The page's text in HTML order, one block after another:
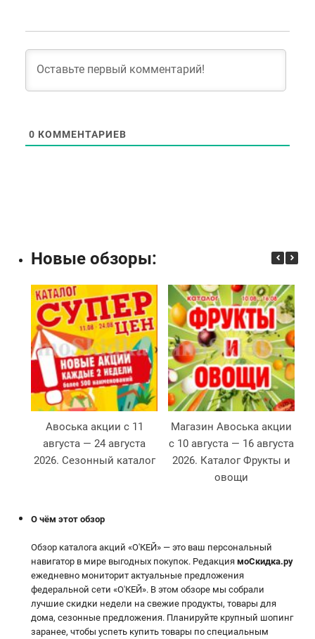
0 КОММЕНТАРИЕВ
Новые обзоры:
Авоська акции с 11
августа — 24 августа
2026. Сезонный каталог
Магазин Авоська акции
с 10 августа — 16 августа
2026. Каталог Фрукты и
овощи
О чём этот обзор
Обзор каталога акций «О'КЕЙ» — это ваш персональный
навигатор в мире выгодных покупок. Редакция моСкидка.ру
ежедневно мониторит актуальные предложения
федеральной сети «О'КЕЙ». В этом обзоре мы собрали
лучшие скидки недели на свежие продукты, товары для
дома, сезонные предложения. Планируйте крупный шопинг
заранее, чтобы успеть купить товары по специальным